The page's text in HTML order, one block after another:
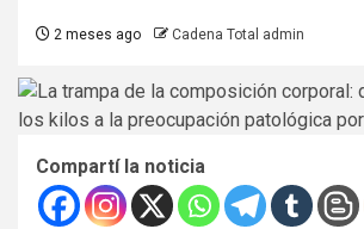
2 meses ago Cadena Total admin
Compartí la noticia